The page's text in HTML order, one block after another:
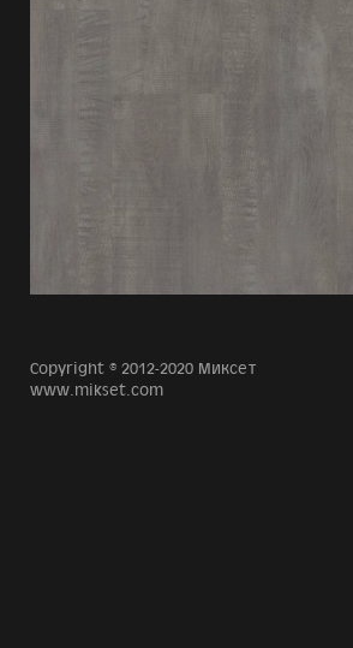
Copyright © 2012-2020 Миксет
www.mikset.com